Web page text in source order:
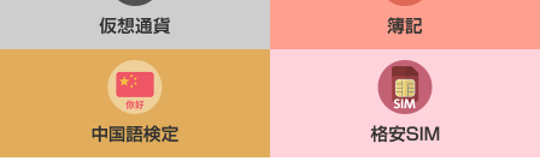
中国語検定 格安SIM